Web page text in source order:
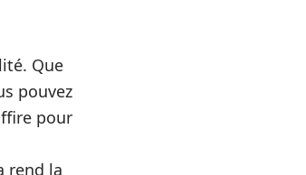
Que
pouvez
pour
rend la